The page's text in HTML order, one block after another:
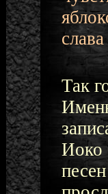
Так
Иоко